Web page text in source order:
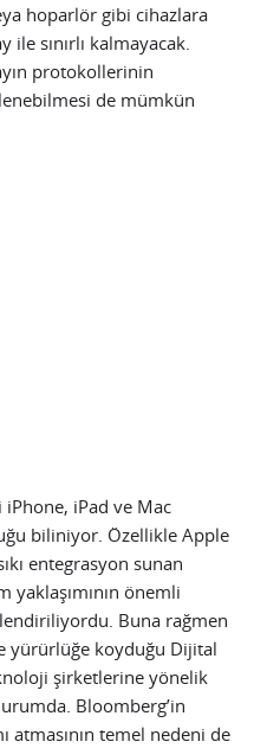
hoparlör gibi cihazlara
ile sınırlı kalmayacak.
protokollerinin
de mümkün
iPhone, iPad ve Mac
biliniyor. Özellikle Apple
entegrasyon sunan
yaklaşımının önemli
Buna rağmen
yürürlüğe koyduğu Dijital
şirketlerine yönelik
Bloomberg’in
atmasının temel nedeni de